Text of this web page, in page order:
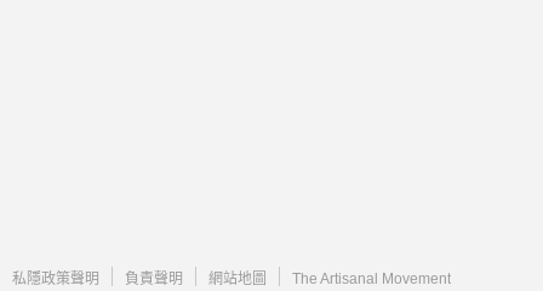
私隱政策聲明 負責聲明 網站地圖 The Artisanal Movement